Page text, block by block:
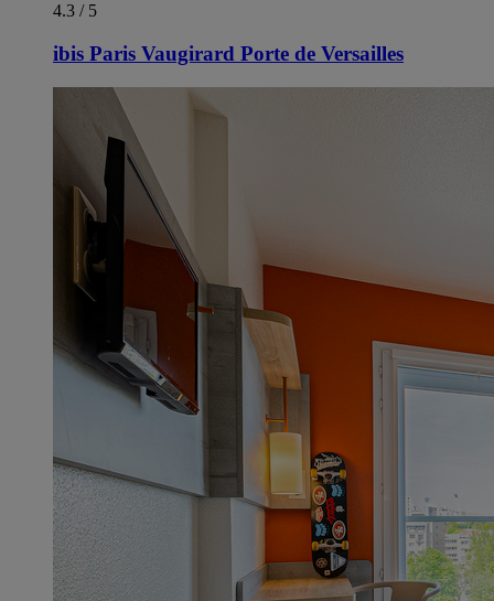
4.3 / 5
ibis Paris Vaugirard Porte de Versailles